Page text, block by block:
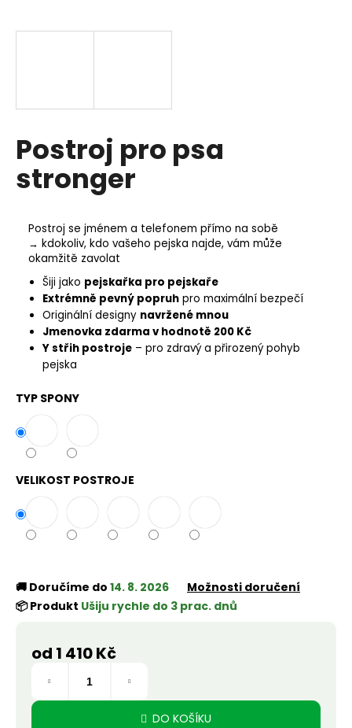
Postroj pro psa
stronger
Postroj se jménem a telefonem přímo na sobě
→ kdokoliv, kdo vašeho pejska najde, vám může
okamžitě zavolat
Šiji jako pejskařka pro pejskaře
Extrémně pevný popruh pro maximální bezpečí
Originální designy navržené mnou
Jmenovka zdarma v hodnotě 200 Kč
Y střih postroje – pro zdravý a přirozený pohyb
pejska
TYP SPONY
VELIKOST POSTROJE
🚚 Doručíme do 14. 8. 2026
Možnosti doručení
📦 Produkt Ušiju rychle do 3 prac. dnů
od 1 410 Kč
cena:
DO KOŠÍKU
j
?
j
e
m
e